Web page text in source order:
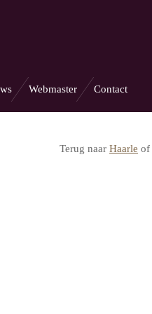
Webmaster Contact
Terug naar Haarle of